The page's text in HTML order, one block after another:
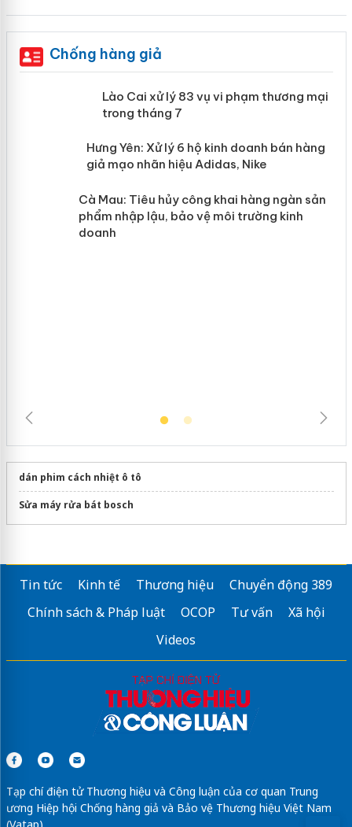
Chống hàng giả
Lào Cai xử lý 83 vụ vi phạm thương
mại trong tháng 7
Hưng Yên: Xử lý 6 hộ kinh doanh bán
hàng giả mạo nhãn hiệu Adidas, Nike
dán phim cách nhiệt ô tô
Sửa máy rửa bát bosch
Tin tức Kinh tế Thương hiệu
Chuyển động 389
Chính sách & Pháp luật
OCOP Tư vấn
Xã hội
Videos
Tạp chí điện tử Thương hiệu và Công luận của cơ quan Trung
ương Hiệp hội Chống hàng giả và Bảo vệ Thương hiệu Việt Nam